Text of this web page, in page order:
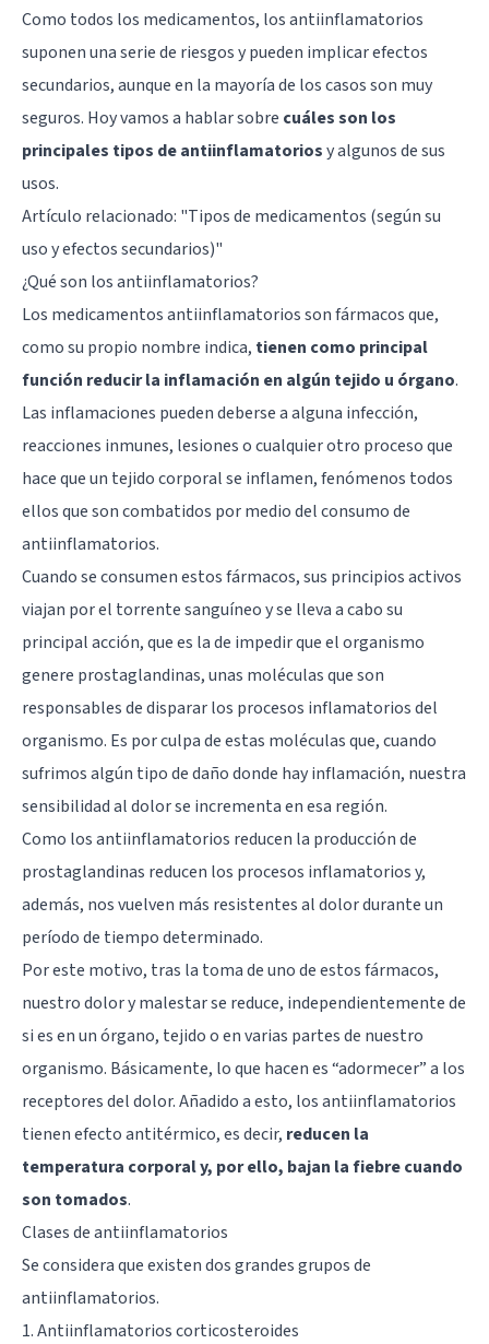
Como todos los medicamentos, los antiinflamatorios
suponen una serie de riesgos y pueden implicar efectos
secundarios, aunque en la mayoría de los casos son muy
seguros. Hoy vamos a hablar sobre cuáles son los
principales tipos de antiinflamatoriosy algunos de sus
usos.
Artículo relacionado: "Tipos de medicamentos (según su
uso y efectos secundarios)"
¿Qué son los antiinflamatorios?
Los medicamentos antiinflamatorios son fármacos que,
como su propio nombre indica, tienen como principal
función reducir la inflamación en algún tejido u órgano.
Las inflamaciones pueden deberse a alguna infección,
reacciones inmunes, lesiones o cualquier otro proceso que
hace que un tejido corporal se inflamen, fenómenos todos
ellos que son combatidos por medio del consumo de
antiinflamatorios.
Cuando se consumen estos fármacos, sus principios activos
viajan por el torrente sanguíneo y se lleva a cabo su
principal acción, que es la de impedir que el organismo
genere prostaglandinas, unas moléculas que son
responsables de disparar los procesos inflamatorios del
organismo. Es por culpa de estas moléculas que, cuando
sufrimos algún tipo de daño donde hay inflamación, nuestra
sensibilidad al dolor se incrementa en esa región.
Como los antiinflamatorios reducen la producción de
prostaglandinas reducen los procesos inflamatorios y,
además, nos vuelven más resistentes al dolor durante un
período de tiempo determinado.
Por este motivo, tras la toma de uno de estos fármacos,
nuestro dolor y malestar se reduce, independientemente de
si es en un órgano, tejido o en varias partes de nuestro
organismo. Básicamente, lo que hacen es “adormecer” a los
receptores del dolor. Añadido a esto, los antiinflamatorios
tienen efecto antitérmico, es decir, reducen la
temperatura corporal y, por ello, bajan la fiebre cuando
son tomados.
Clases de antiinflamatorios
Se considera que existen dos grandes grupos de
antiinflamatorios.
1. Antiinflamatorios corticosteroides